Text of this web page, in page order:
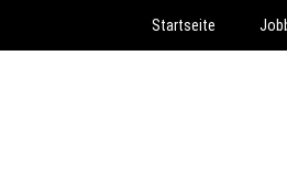
Startseite